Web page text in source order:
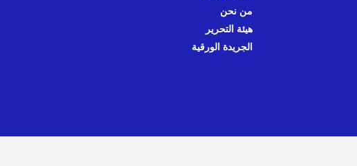
من نحن
هيئة التحرير
الجريدة الورقية